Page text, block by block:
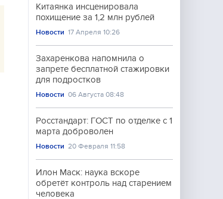
Китаянка инсценировала
похищение за 1,2 млн рублей
Новости 17 Апреля 10:26
Захаренкова напомнила о
запрете бесплатной стажировки
для подростков
Новости 06 Августа 08:48
Росстандарт: ГОСТ по отделке с 1
марта доброволен
Новости 20 Февраля 11:58
Илон Маск: наука вскоре
обретёт контроль над старением
человека